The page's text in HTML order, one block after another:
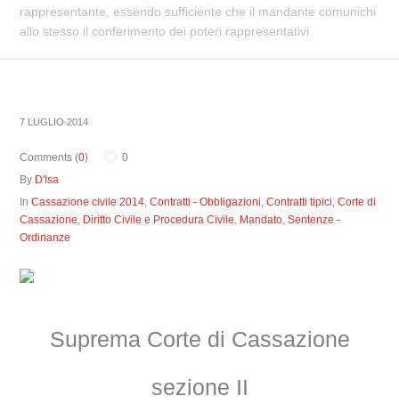
rappresentante, essendo sufficiente che il mandante comunichi
allo stesso il conferimento dei poteri rappresentativi
7 LUGLIO 2014
Comments (0)
0
By D'Isa
InCassazione civile 2014,Contratti - Obbligazioni,Contratti tipici,Corte di
Cassazione, Diritto Civile e Procedura Civile, Mandato,Sentenze -
Ordinanze
Suprema Corte di Cassazione
sezione II